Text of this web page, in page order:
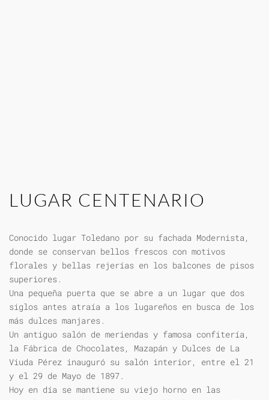
LUGAR CENTENARIO
Conocido lugar Toledano por su fachada Modernista,
donde se conservan bellos frescos con motivos
florales y bellas rejerías en los balcones de pisos
superiores.
Una pequeña puerta que se abre a un lugar que dos
siglos antes atraía a los lugareños en busca de los
más dulces manjares.
Un antiguo salón de meriendas y famosa confitería,
la Fábrica de Chocolates, Mazapán y Dulces de La
Viuda Pérez inauguró su salón interior, entre el 21
y el 29 de Mayo de 1897.
Hoy en día se mantiene su viejo horno en las